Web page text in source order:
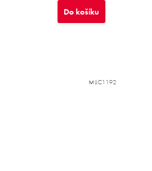
Do košíku
MIJC1192